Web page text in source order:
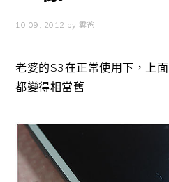
10 09, 2012 by 雲爸
老婆的S3在正常使用下，上
都變得相當舊